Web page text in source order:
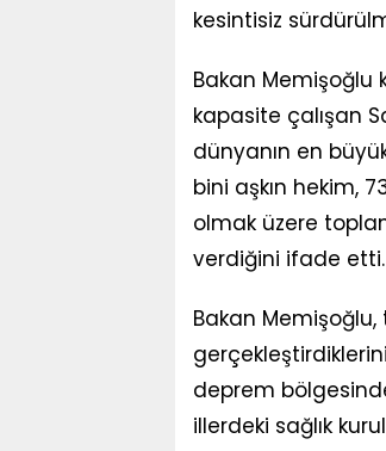
kesintisiz
Bakan Memişoğlu
kapasite çalışan
dünyanın en
bini aşkın hekim,
olmak üzere
verdiğini ifade etti.
Bakan
deprem
illerdeki sağlık